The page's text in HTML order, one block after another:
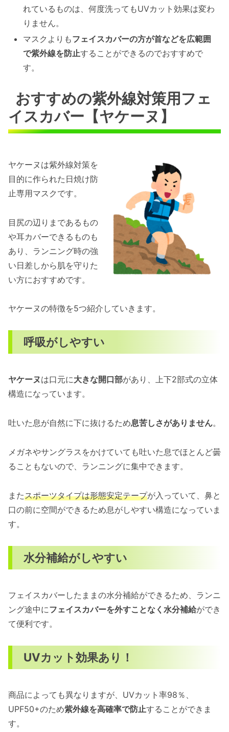
れているものは、何度洗ってもUVカット効果は変わ
りません。
マスクよりもフェイスカバーの方が首などを広範囲
で紫外線を防止することができるのでおすすめで
す。
おすすめの紫外線対策用フェ
イスカバー【ヤケーヌ】
ヤケーヌは紫外線対策を
目的に作られた日焼け防
止専用マスクです。
目尻の辺りまであるもの
や耳カバーできるものも
あり、ランニング時の強
い日差しから肌を守りた
い方におすすめです。
ヤケーヌの特徴を5つ紹介していきます。
呼吸がしやすい
ヤケーヌは口元に大きな開口部があり、上下2部式の立体
構造になっています。
吐いた息が自然に下に抜けるため息苦しさがありません。
メガネやサングラスをかけていても吐いた息でほとんど曇
ることもないので、ランニングに集中できます。
またスポーツタイプは形態安定テープが入っていて、鼻と
口の前に空間ができるため息がしやすい構造になっていま
す。
水分補給がしやすい
フェイスカバーしたままの水分補給ができるため、ランニ
ング途中にフェイスカバーを外すことなく水分補給ができ
て便利です。
UVカット効果あり！
商品によっても異なりますが、UVカット率98％、
UPF50+のため紫外線を高確率で防止することができま
す。